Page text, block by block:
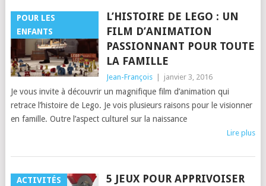
POUR LES
ENFANTS
L’HISTOIRE DE LEGO : UN
FILM D’ANIMATION
PASSIONNANT POUR TOUTE
LA FAMILLE
Jean-François janvier 3, 2016
Je vous invite à découvrir un magnifique film d’animation qui
retrace l’histoire de Lego. Je vois plusieurs raisons pour le visionner
en famille. Outre l’aspect culturel sur la naissance
Lire plus
ACTIVITÉS
5 JEUX POUR APPRIVOISER